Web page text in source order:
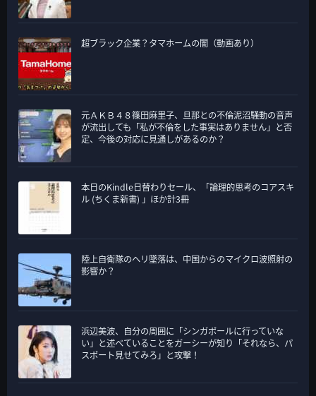
超ブラック企業？タマホームの闇（動画あり）
元ＡＫＢ４８篠田麻里子、旦那との不倫泥沼騒動の音声
が流出しても「私が不倫をした事実はありません」と否
定、今後の対応に見通しがあるのか？
本日のKindle日替わりセール、「論理的思考のコアスキ
ル (ちくま新書) 」ほか計3冊
陸上自衛隊のヘリ墜落は、中国からのマイクロ波照射の
影響か？
浜辺美波、自分の周囲に「シンガポールに行っていな
い」と述べていることをガーシーが知り「それなら、パ
スポート見せてみろ」と攻撃！